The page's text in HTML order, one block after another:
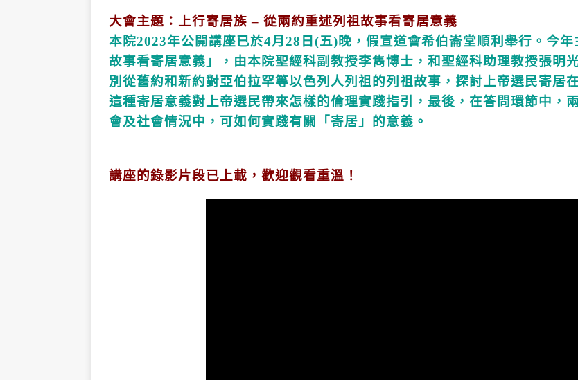
大會主題：上行寄居族 – 從兩約重述列祖故事看寄居意義
本院2023年公開講座已於4月28日(五)晚，假宣道會希伯崙堂順利舉行。今
故事看寄居意義」，由本院聖經科副教授李雋博士，和聖經科助理教授張明
別從舊約和新約對亞伯拉罕等以色列人列祖的列祖故事，探討上帝選民寄居
這種寄居意義對上帝選民帶來怎樣的倫理實踐指引，最後，在答問環節中，
會及社會情況中，可如何實踐有關「寄居」的意義。
講座的錄影片段已上載，歡迎觀看重溫！